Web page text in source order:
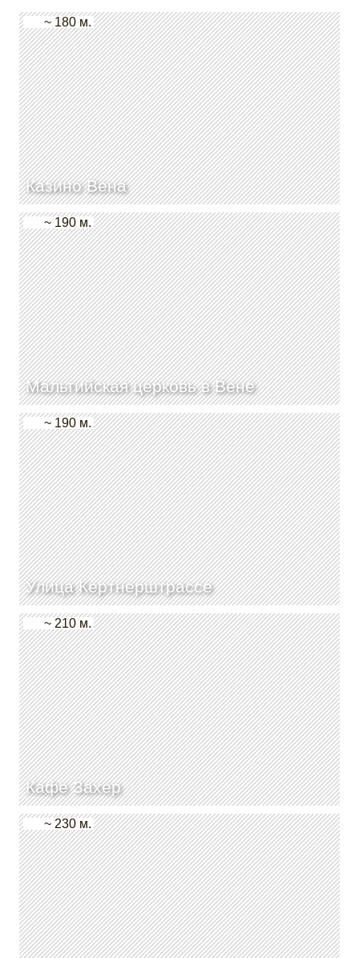
Казино Вена
~ 180 м.
Мальтийская церковь в Вене
~ 190 м.
Улица Кертнерштрассе
~ 190 м.
Кафе Захер
~ 210 м.
~ 230 м.